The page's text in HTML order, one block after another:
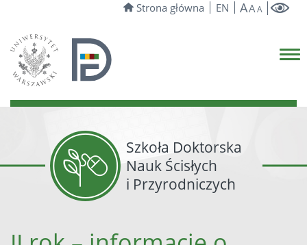
Strona główna EN AAA
Szkoła Doktorska
Nauk Ścisłych
i Przyrodniczych